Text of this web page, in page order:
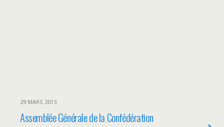
29 MARS 2013
Assemblée Générale de la Confédération